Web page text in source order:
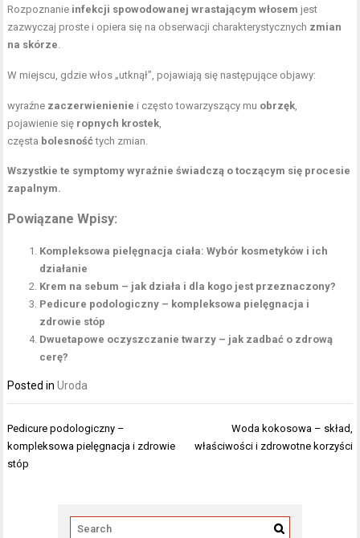
Rozpoznanie infekcji spowodowanej wrastającym włosem jest
zazwyczaj proste i opiera się na obserwacji charakterystycznych zmian
na skórze.
W miejscu, gdzie włos „utknął”, pojawiają się następujące objawy:
wyraźne zaczerwienienie i często towarzyszący mu obrzęk,
pojawienie się ropnych krostek,
częsta bolesnośćtych zmian.
Wszystkie te symptomy wyraźnie świadczą o toczącym się procesie
zapalnym.
Powiązane Wpisy:
Kompleksowa pielęgnacja ciała: Wybór kosmetyków i ich
działanie
Krem na sebum – jak działa i dla kogo jest przeznaczony?
Pedicure podologiczny – kompleksowa pielęgnacja i
zdrowie stóp
Dwuetapowe oczyszczanie twarzy – jak zadbać o zdrową
cerę?
Posted inUroda
Nawigacja
wpisu
Pedicure podologiczny –
kompleksowa pielęgnacja i zdrowie
stóp
Woda kokosowa – skład,
właściwości i zdrowotne korzyści